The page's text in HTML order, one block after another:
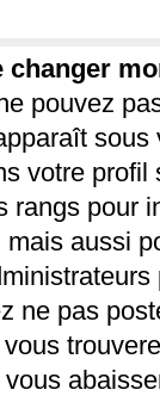
changer
pouvez
votre
rangs pour
aussi
ne pas